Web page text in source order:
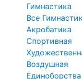
Гимнастика
Все
Акробатика
Спортивная
Воздушная
Единоборства